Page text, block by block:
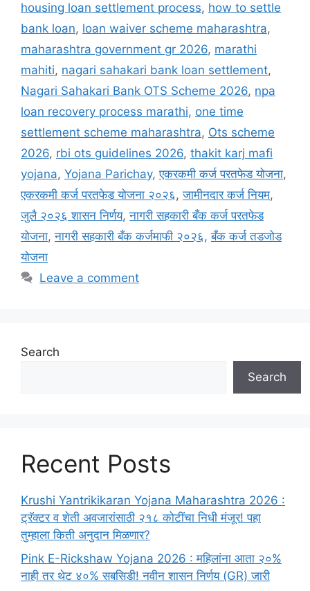
housing loan settlement process, how to settle
bank loan, loan waiver scheme maharashtra,
maharashtra government gr 2026, marathi
mahiti, nagari sahakari bank loan settlement,
Nagari Sahakari Bank OTS Scheme 2026, npa
loan recovery process marathi, one time
settlement scheme maharashtra, Ots scheme
2026, rbi ots guidelines 2026, thakit karj mafi
yojana, Yojana Parichay,एकरकमी कर्ज परतफेड योजना,
एकरकमी कर्ज परतफेड योजना २०२६,जामीनदार कर्ज नियम,
जुलै २०२६ शासन निर्णय,नागरी सहकारी बँक कर्ज परतफेड
योजना,नागरी सहकारी बँक कर्जमाफी २०२६,बँक कर्ज तडजोड
योजना
Leave a comment
Search
Search
Recent Posts
Krushi Yantrikikaran Yojana Maharashtra 2026 :
ट्रॅक्टर व शेती अवजारांसाठी २१८ कोटींचा निधी मंजूर! पहा
तुम्हाला किती अनुदान मिळणार?
Pink E-Rickshaw Yojana 2026 : महिलांना आता २०%
नाही तर थेट ४०% सबसिडी! नवीन शासन निर्णय (GR) जारी